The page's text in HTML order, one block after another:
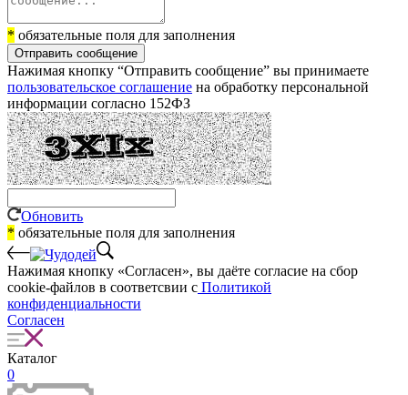
* обязательные поля для заполнения
Отправить сообщение
Нажимая кнопку “Отправить сообщение” вы принимаете
пользовательское соглашение на обработку персональной
информации согласно 152ФЗ
Обновить
* обязательные поля для заполнения
Нажимая кнопку «Согласен», вы даёте cогласие на сбор
cookie-файлов в соответсвии с Политикой
конфиденциальности
Согласен
Каталог
0